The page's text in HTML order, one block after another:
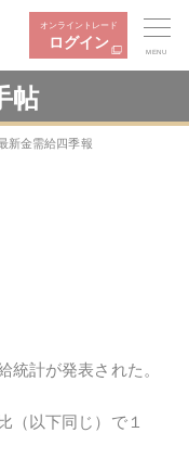
オンライントレード
ログイン
MENU
帖
新金需給四季報
統計が発表された。
（以下同じ）で１